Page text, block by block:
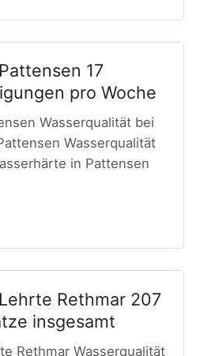
17
pro Woche
Wasserqualität bei
Wasserqualität
in Pattensen
Rethmar 207
insgesamt
Rethmar Wasserqualität